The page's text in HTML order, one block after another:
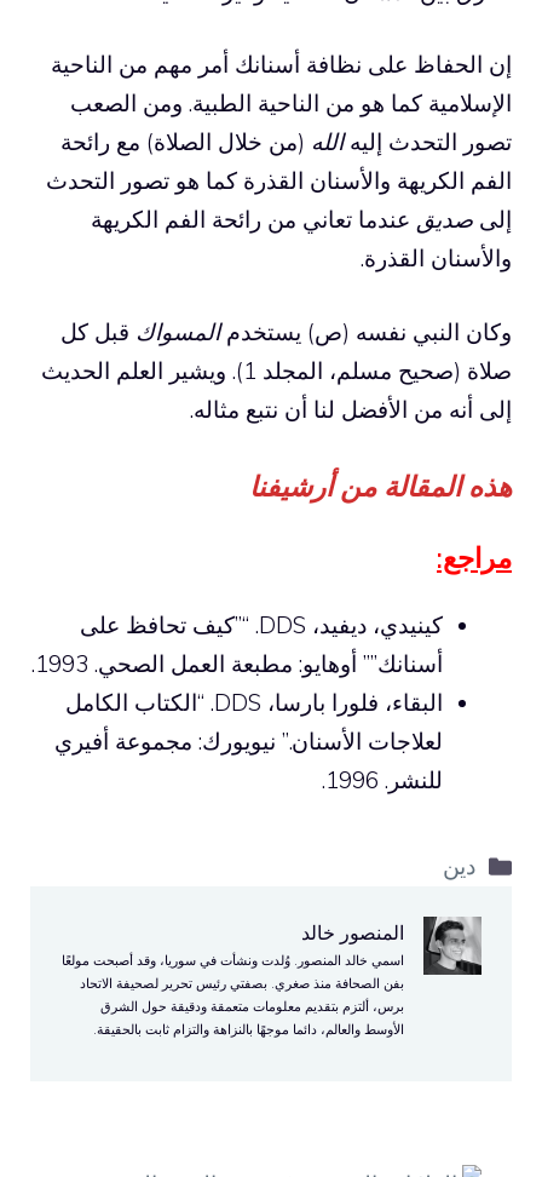
إن الحفاظ على نظافة أسنانك أمر مهم من الناحية
الإسلامية كما هو من الناحية الطبية. ومن الصعب
تصور التحدث إليهالله (من خلال الصلاة) مع رائحة
الفم الكريهة والأسنان القذرة كما هو تصور التحدث
إلى صديق عندما تعاني من رائحة الفم الكريهة
والأسنان القذرة.
وكان النبي نفسه (ص) يستخدمالمسواك قبل كل
صلاة (صحيح مسلم، المجلد 1). ويشير العلم الحديث
إلى أنه من الأفضل لنا أن نتبع مثاله.
هذه المقالة من أرشيفنا
مراجع:
كينيدي، ديفيد، DDS. “”كيف تحافظ على
أسنانك”” أوهايو: مطبعة العمل الصحي. 1993.
البقاء، فلورا بارسا، DDS. “الكتاب الكامل
لعلاجات الأسنان.” نيويورك: مجموعة أفيري
للنشر. 1996.
التصنيفات
دين
المنصور خالد
اسمي خالد المنصور. وُلدت ونشأت في سوريا، وقد أصبحت مولعًا
بفن الصحافة منذ صغري. بصفتي رئيس تحرير لصحيفة الاتحاد
برس، ألتزم بتقديم معلومات متعمقة ودقيقة حول الشرق
الأوسط والعالم، دائما موجهًا بالنزاهة والتزام ثابت بالحقيقة.